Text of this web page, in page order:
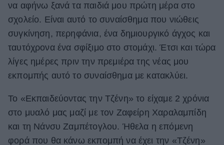
Living
Deco
Cooking
Green
ΒΟΞ
να αφήνω ξανά τα παιδιά μου πρώτη μέρα στο
σχολείο. Είναι αυτό το συναίσθημα που νιώθεις
συγκίνηση, περηφάνια, ένα δημιουργικό άγχος και
ταυτόχρονα ένα σφίξιμο στο στομάχι. Έτσι και τώρα
λίγες ημέρες πριν την πρεμιέρα της νέας μου
εκπομπής αυτό το συναίσθημα με κατακλύει.
Το «Εκπαιδεύοντας την Τζένη» το είχαμε 2 χρόνια
στο μυαλό μας μαζί με τον Ζαφείρη Χαραλαμπίδη
και τη Νάνσυ Ζαμπέτογλου. Ήθελα η επόμενη
φορά που θα κάνω εκπομπή να έχει την «Τζένη»